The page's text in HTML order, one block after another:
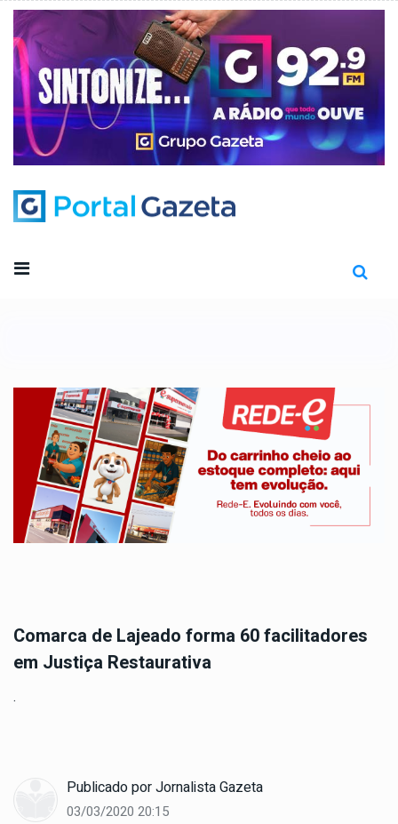
Comarca de Lajeado forma 60 facilitadores
em Justiça Restaurativa
.
Publicado porJornalista Gazeta
03/03/2020 20:15